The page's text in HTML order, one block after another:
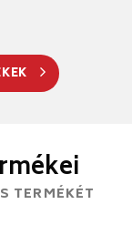
TERMÉKÉT